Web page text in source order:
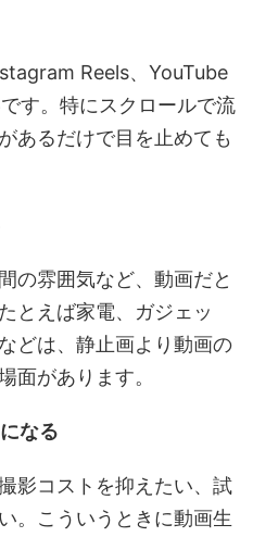
Reels、YouTube
す。特にスクロールで流
あるだけで目を止めても
の雰囲気など、動画だと
とえば家電、ガジェッ
どは、静止画より動画の
面があります。
なる
影コストを抑えたい、試
。こういうときに動画生